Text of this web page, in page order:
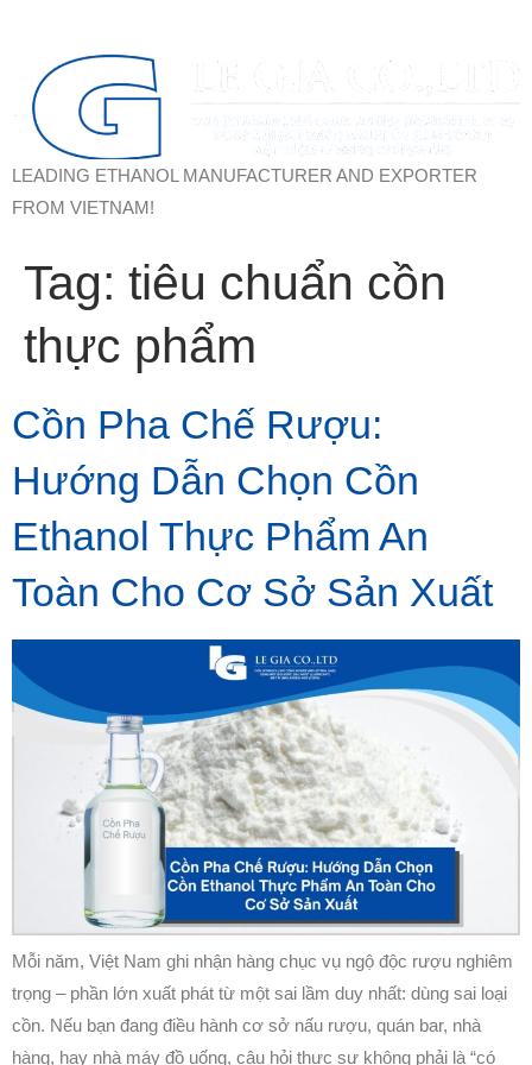
LEADING ETHANOL MANUFACTURER AND EXPORTER
FROM VIETNAM!
Tag: tiêu chuẩn cồn
thực phẩm
Cồn Pha Chế Rượu:
Hướng Dẫn Chọn Cồn
Ethanol Thực Phẩm An
Toàn Cho Cơ Sở Sản Xuất
Mỗi năm, Việt Nam ghi nhận hàng chục vụ ngộ độc rượu nghiêm
trọng – phần lớn xuất phát từ một sai lầm duy nhất: dùng sai loại
cồn. Nếu bạn đang điều hành cơ sở nấu rượu, quán bar, nhà
hàng, hay nhà máy đồ uống, câu hỏi thực sự không phải là “có